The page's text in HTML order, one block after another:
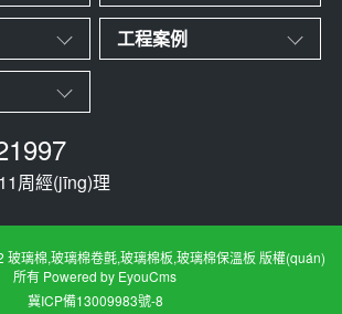
工程案例
周經(jīng)理
璃棉,玻璃棉卷氈,玻璃棉板,玻璃棉保溫板 版權(quán)
所有 Powered by EyouCms
冀ICP備13009983號-8